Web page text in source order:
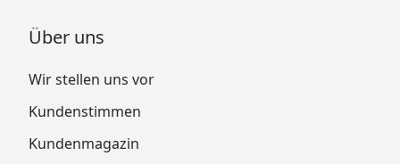
Über uns
Wir stellen uns vor
Kundenstimmen
Kundenmagazin